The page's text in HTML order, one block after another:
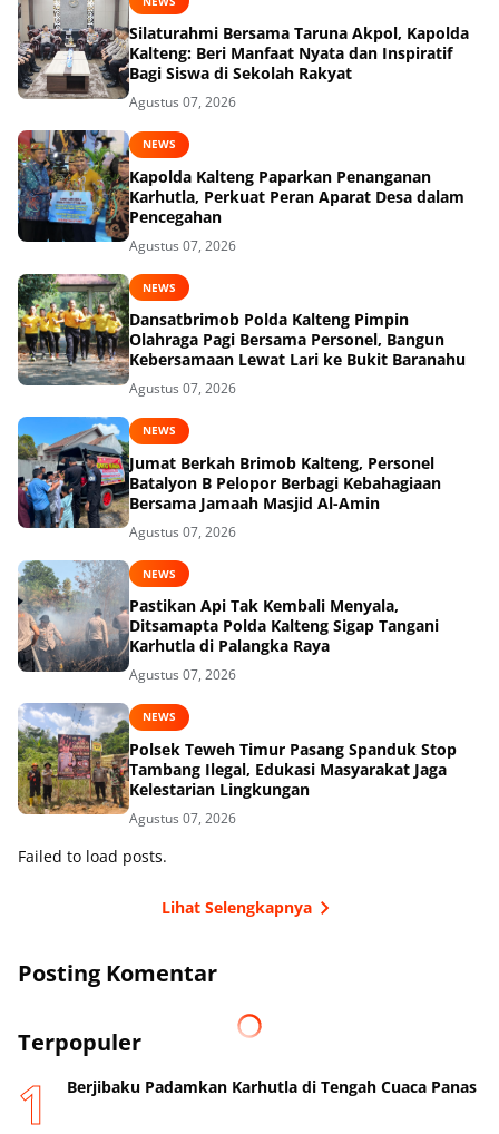
Silaturahmi Bersama Taruna Akpol, Kapolda
Kalteng: Beri Manfaat Nyata dan Inspiratif
Bagi Siswa di Sekolah Rakyat
Agustus 07, 2026
NEWS
Kapolda Kalteng Paparkan Penanganan
Karhutla, Perkuat Peran Aparat Desa dalam
Pencegahan
Agustus 07, 2026
NEWS
Dansatbrimob Polda Kalteng Pimpin
Olahraga Pagi Bersama Personel, Bangun
Kebersamaan Lewat Lari ke Bukit Baranahu
Agustus 07, 2026
NEWS
Jumat Berkah Brimob Kalteng, Personel
Batalyon B Pelopor Berbagi Kebahagiaan
Bersama Jamaah Masjid Al-Amin
Agustus 07, 2026
NEWS
Pastikan Api Tak Kembali Menyala,
Ditsamapta Polda Kalteng Sigap Tangani
Karhutla di Palangka Raya
Agustus 07, 2026
NEWS
Polsek Teweh Timur Pasang Spanduk Stop
Tambang Ilegal, Edukasi Masyarakat Jaga
Kelestarian Lingkungan
Agustus 07, 2026
Failed to load posts.
Lihat Selengkapnya
Posting Komentar
Terpopuler
Berjibaku Padamkan Karhutla di Tengah Cuaca Panas